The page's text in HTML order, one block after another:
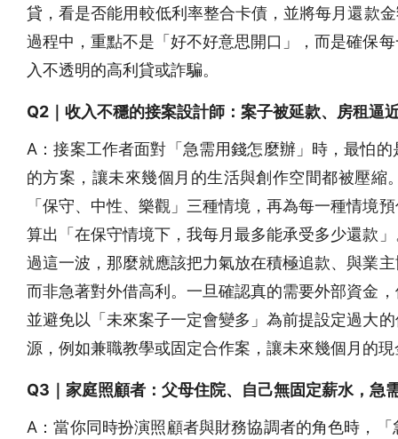
貸，看是否能用較低利率整合卡債，並將每月還款
過程中，重點不是「好不好意思開口」，而是確保
入不透明的高利貸或詐騙。
Q2｜收入不穩的接案設計師：案子被延款、房租逼
A：接案工作者面對「急需用錢怎麼辦」時，最怕
的方案，讓未來幾個月的生活與創作空間都被壓
「保守、中性、樂觀」三種情境，再為每一種情境
算出「在保守情境下，我每月最多能承受多少還款
過這一波，那麼就應該把力氣放在積極追款、與業
而非急著對外借高利。一旦確認真的需要外部資金
並避免以「未來案子一定會變多」為前提設定過大
源，例如兼職教學或固定合作案，讓未來幾個月的
Q3｜家庭照顧者：父母住院、自己無固定薪水，急
A：當你同時扮演照顧者與財務協調者的角色時，